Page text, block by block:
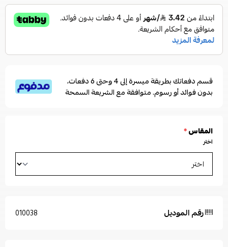
قسم دفعاتك بطريقة ميسرة إلى 4 وحتى 6 دفعات،
بدون فوائد أو رسوم. متوافقة مع الشريعة السمحة
المقاس*
اختر
رقم الموديل 010038